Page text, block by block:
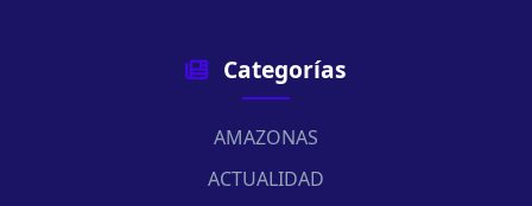
Categorías
AMAZONAS
ACTUALIDAD